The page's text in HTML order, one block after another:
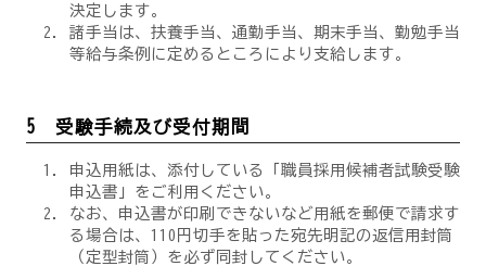
決定します。
諸手当は、扶養手当、通勤手当、期末手当、勤勉手当
等給与条例に定めるところにより支給します。
5 受験手続及び受付期間
申込用紙は、添付している「職員採用候補者試験受験
申込書」をご利用ください。
なお、申込書が印刷できないなど用紙を郵便で請求す
る場合は、110円切手を貼った宛先明記の返信用封筒
（定型封筒）を必ず同封してください。